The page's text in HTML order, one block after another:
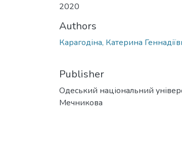
2020
Authors
Карагодіна, Катерина
Publisher
Одеський національний
Мечникова